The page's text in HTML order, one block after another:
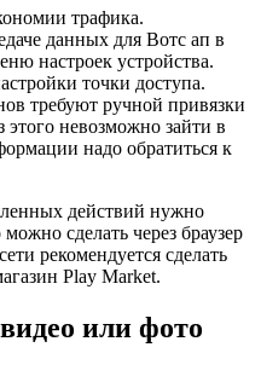
трафика.
данных для Вотс ап в
настроек устройства.
точки доступа.
требуют ручной привязки
невозможно зайти в
надо обратиться к
действий нужно
сделать через браузер
рекомендуется сделать
Play Market.
или фото